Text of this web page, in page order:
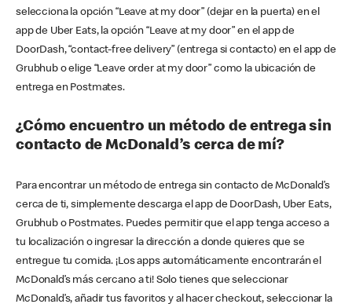
selecciona la opción “Leave at my door” (dejar en la puerta) en el
app de Uber Eats, la opción “Leave at my door” en el app de
DoorDash, “contact-free delivery” (entrega si contacto) en el app de
Grubhub o elige “Leave order at my door” como la ubicación de
entrega en Postmates.
¿Cómo encuentro un método de entrega sin
contacto de McDonald’s cerca de mí?
Para encontrar un método de entrega sin contacto de McDonald’s
cerca de ti, simplemente descarga el app de DoorDash, Uber Eats,
Grubhub o Postmates. Puedes permitir que el app tenga acceso a
tu localización o ingresar la dirección a donde quieres que se
entregue tu comida. ¡Los apps automáticamente encontrarán el
McDonald’s más cercano a ti! Solo tienes que seleccionar
McDonald’s, añadir tus favoritos y al hacer checkout, seleccionar la